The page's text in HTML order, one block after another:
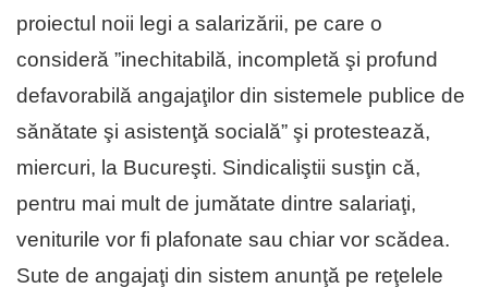
proiectul noii legi a salarizării, pe care o
consideră ”inechitabilă, incompletă şi profund
defavorabilă angajaţilor din sistemele publice de
sănătate şi asistenţă socială” şi protestează,
miercuri, la Bucureşti. Sindicaliştii susţin că,
pentru mai mult de jumătate dintre salariaţi,
veniturile vor fi plafonate sau chiar vor scădea.
Sute de angajaţi din sistem anunţă pe reţelele